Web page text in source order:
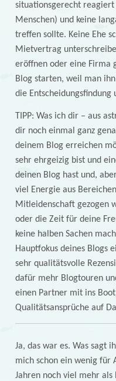
situationsgerecht
Menschen) und keine
treffen sollte. Keine Ehe
Mietvertrag
eröffnen oder eine Firma
Blog starten, weil man
die Entscheidungsfindung
TIPP: Was ich dir – aus
dir noch einmal ganz
deinem Blog erreichen
sehr ehrgeizig bist und
deinen Blog hast und,
viel Energie aus
Mitleidenschaft gezogen
oder die Zeit für deine
keine halben Sachen
Hauptfokus deines Blogs
sehr qualitätsvolle
dafür mehr Blogtouren
einen Partner mit ins
Qualitätsansprüche auf
Ja, das war es. Was sagt
mich schon ein wenig für
Jahren noch viel mehr